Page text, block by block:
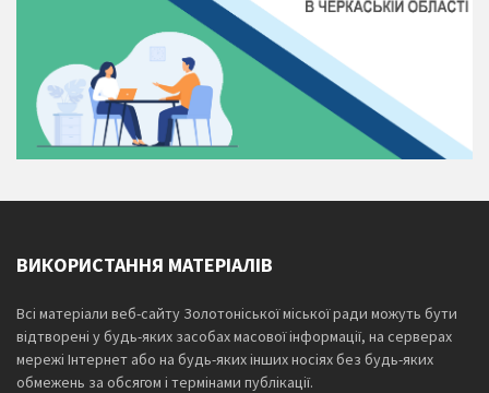
ВИКОРИСТАННЯ МАТЕРІАЛІВ
Всі матеріали веб-сайту Золотоніської міської ради можуть бути
відтворені у будь-яких засобах масової інформації, на серверах
мережі Інтернет або на будь-яких інших носіях без будь-яких
обмежень за обсягом і термінами публікації.